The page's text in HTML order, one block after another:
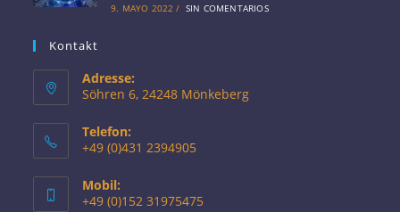
9. MAYO 2022 / SIN COMENTARIOS
Kontakt
Adresse:
Söhren 6, 24248 Mönkeberg
Telefon:
+49 (0)431 2394905
Mobil:
+49 (0)152 31975475